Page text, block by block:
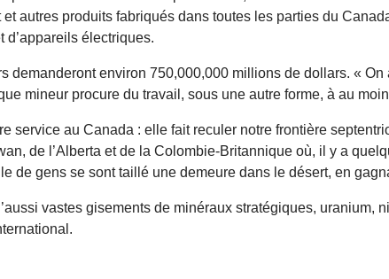
autres produits fabriqués dans toutes les parties du
d’appareils électriques.
demanderont environ 750,000,000 millions de dollars. «
mineur procure du travail, sous une autre forme, à au
service au Canada : elle fait reculer notre frontière
de l’Alberta et de la Colombie-Britannique où, il y a
de gens se sont taillé une demeure dans le désert, en
vastes gisements de minéraux stratégiques,